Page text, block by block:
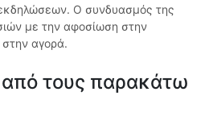
Ο συνδυασμός της
με την αφοσίωση στην
στην αγορά.
από τους παρακάτω